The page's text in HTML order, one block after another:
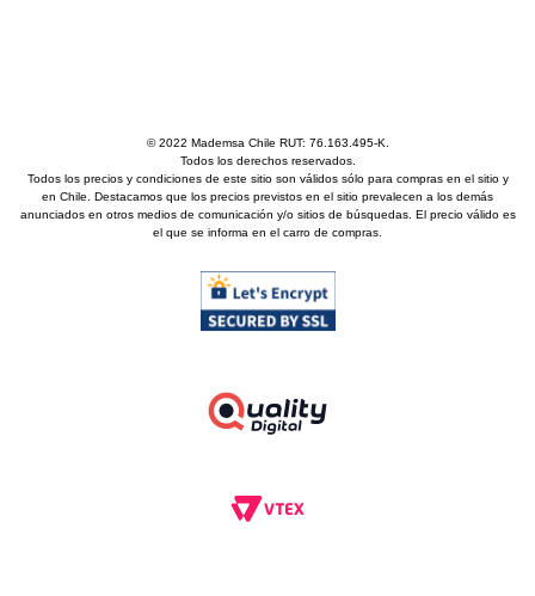
© 2022 Mademsa Chile RUT: 76.163.495-K.
Todos los derechos reservados.
Todos los precios y condiciones de este sitio son válidos sólo para compras en el sitio y
en Chile. Destacamos que los precios previstos en el sitio prevalecen a los demás
anunciados en otros medios de comunicación y/o sitios de búsquedas. El precio válido es
el que se informa en el carro de compras.